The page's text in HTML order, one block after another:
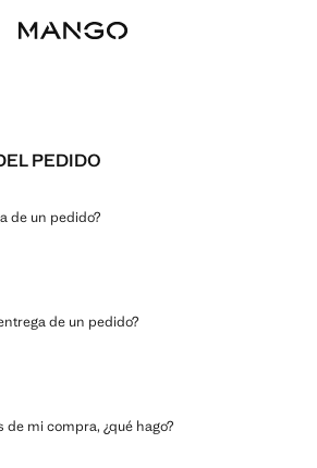
PEDIDO
de un pedido?
de un pedido?
mi compra, ¿qué hago?